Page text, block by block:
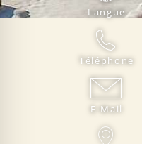
Langue
Téléphone
E-Mail